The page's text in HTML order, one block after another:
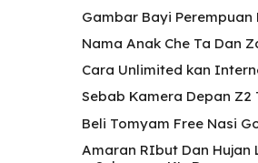
Gambar Bayi Perempuan
Nama Anak Che Ta Dan
Cara Unlimited kan
Sebab Kamera Depan Z2
Beli Tomyam Free Nasi
Amaran RIbut Dan Hujan